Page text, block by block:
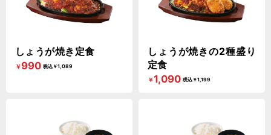
しょうが焼き定食
￥ 990 税込￥1,089
しょうが焼きの2種盛り
定食
￥1,090 税込￥1,199